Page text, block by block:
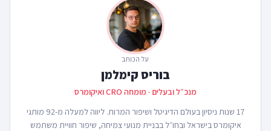
על הכותב
בוריס קימלמן
מנכ״ל ובעלים · מומחה CRO ואיקומרס
17 שנות ניסיון בעולם הדיגיטל ושיפור המרות. ליווה למעלה מ-92 מותגי
איקומרס בישראל ובחו״ל בבניית מנועי צמיחה, שיפור חוויית משתמש